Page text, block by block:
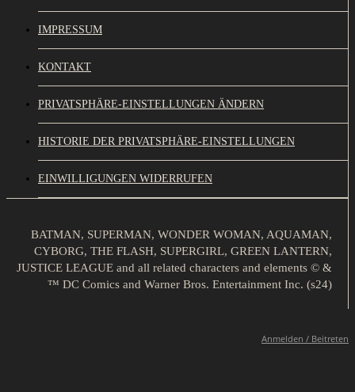
IMPRESSUM
KONTAKT
PRIVATSPHÄRE-EINSTELLUNGEN ÄNDERN
HISTORIE DER PRIVATSPHÄRE-EINSTELLUNGEN
EINWILLIGUNGEN WIDERRUFEN
BATMAN, SUPERMAN, WONDER WOMAN, AQUAMAN,
CYBORG, THE FLASH, SUPERGIRL, GREEN LANTERN,
JUSTICE LEAGUE and all related characters and elements © &
™ DC Comics and Warner Bros. Entertainment Inc. (s24)
Anmelden / Beitreten